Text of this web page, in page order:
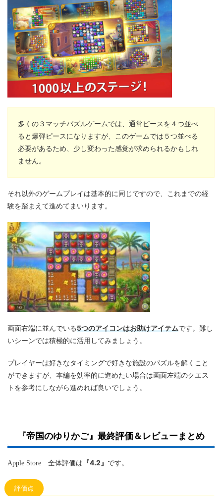
多くの３マッチパズルゲームでは、通常ピースを４つ並べ
ると爆弾ピースになりますが、このゲームでは５つ並べる
必要があるため、少し変わった感覚が求められるかもしれ
ません。
それ以外のゲームプレイは基本的に同じですので、これまでの経
験を踏まえて進めてまいります。
画面右端に並んでいる5つのアイコンはお助けアイテムです。難し
いシーンでは積極的に活用してみましょう。
プレイヤーは好きなタイミングで好きな施設のパズルを解くこと
ができますが、本編を効率的に進めたい場合は画面左端のクエス
トを参考にしながら進めれば良いでしょう。
『帝国のゆりかご』最終評価＆レビューまとめ
Apple Store 全体評価は 『4.2』 です。
評価点